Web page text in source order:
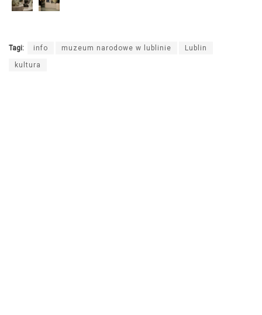
Tagi: info muzeum narodowe w lublinie Lublin
kultura